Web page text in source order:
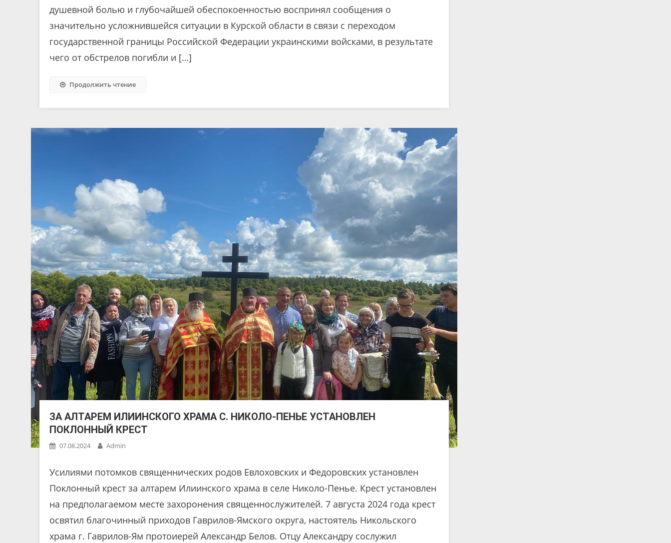
душевной болью и глубочайшей обеспокоенностью воспринял сообщения о
значительно усложнившейся ситуации в Курской области в связи с переходом
государственной границы Российской Федерации украинскими войсками, в результате
чего от обстрелов погибли и […]
Продолжить чтение
ЗА АЛТАРЕМ ИЛИИНСКОГО ХРАМА С. НИКОЛО-ПЕНЬЕ УСТАНОВЛЕН
ПОКЛОННЫЙ КРЕСТ
07.08.2024 Admin
Усилиями потомков священнических родов Евлоховских и Федоровских установлен
Поклонный крест за алтарем Илиинского храма в селе Николо-Пенье. Крест установлен
на предполагаемом месте захоронения священнослужителей. 7 августа 2024 года крест
освятил благочинный приходов Гаврилов-Ямского округа, настоятель Никольского
храма г. Гаврилов-Ям протоиерей Александр Белов. Отцу Александру сослужил